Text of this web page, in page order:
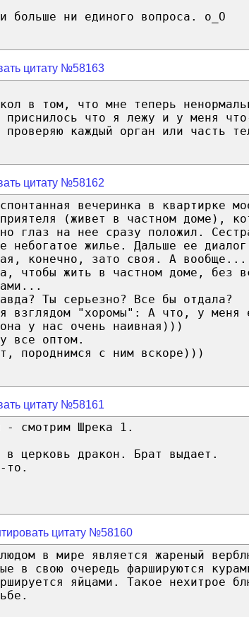
и больше ни единого вопроса. о_О
цитату №58163
в том, что мне теперь
приснилось что я лежу и у меня
каждый орган или часть
цитату №58162
вечеринка в квартирке
(живет в частном доме),
глаз на нее сразу положил.
небогатое жилье. Дальше ее
конечно, зато своя. А
чтобы жить в частном доме, без
Ты серьезно? Все бы отдала?
взглядом "хоромы": А что, у меня
у нас очень наивная)))
все оптом.
породнимся с ним вскоре)))
цитату №58161
- смотрим Шрека 1.
в церковь дракон. Брат выдает.
то.
цитату №58160
в мире является жареный
в свою очередь фаршируются
яйцами. Такое нехитрое